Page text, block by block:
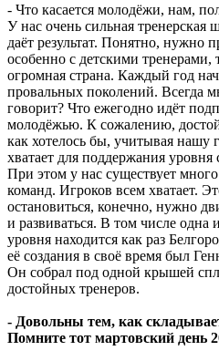
- Что касается молодёжи, нам,
У нас очень сильная тренерская
даёт результат. Понятно, нужно
особенно с детскими тренерами,
огромная страна. Каждый год
провальных поколений. Всегда
говорит? Что ежегодно идёт
молодёжью. К сожалению,
как хотелось бы, учитывая нашу
хватает для поддержания
При этом у нас существует
команд. Игроков всем хватает.
остановиться, конечно, нужно
и развиваться. В том числе одна
уровня находится как раз
её создания в своё время был
Он собрал под одной крышей
достойных тренеров.
- Довольны тем, как
Помните тот мартовский день